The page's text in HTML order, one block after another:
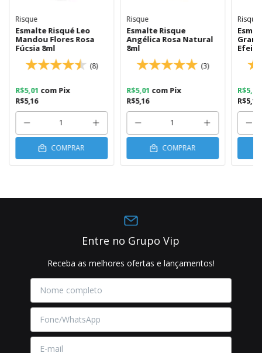
Risque
Esmalte Risqué Leo
Mandou Flores Rosa
Fúcsia 8ml
(8)
R$5,16
R$5,01 com Pix
COMPRAR
Risque
Esmalte Risque
Angélica Rosa Natural
8ml
(3)
R$5,16
R$5,01 com Pix
COMPRAR
Risque
R$5,16
Entre no Grupo Vip
Receba as melhores ofertas e lançamentos!